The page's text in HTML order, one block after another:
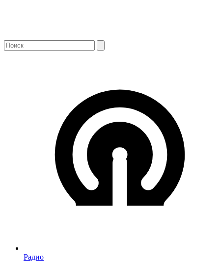
Радио